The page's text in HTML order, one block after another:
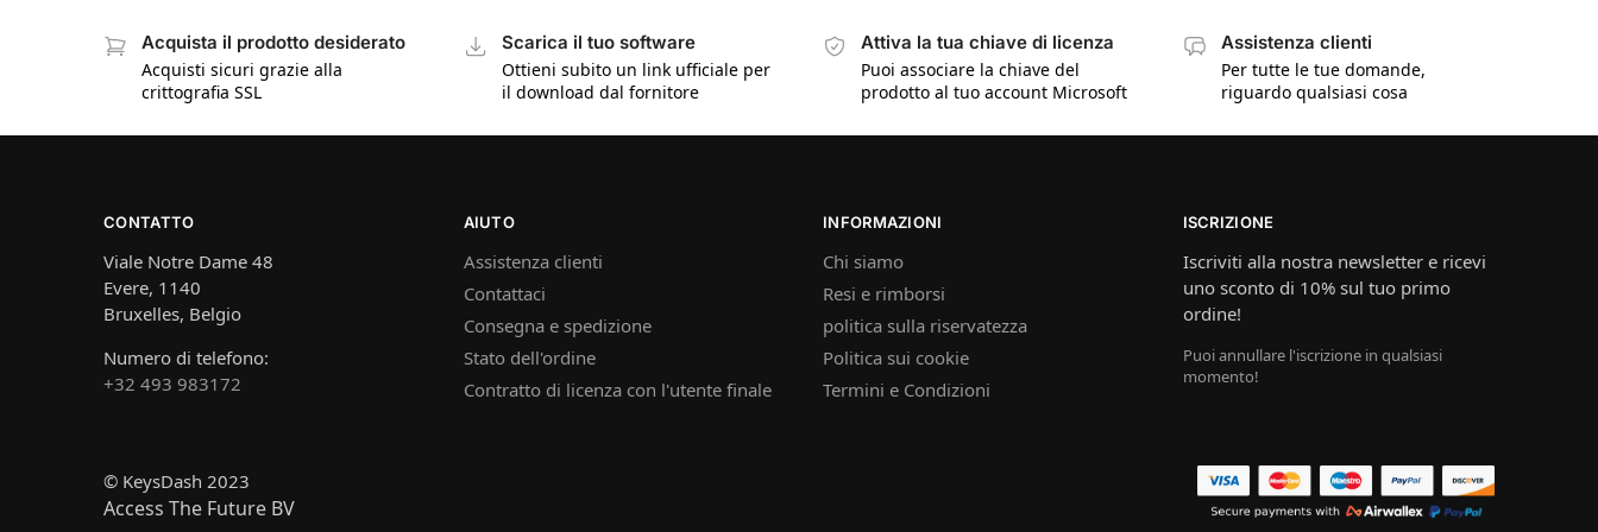
Acquista il prodotto desiderato
Acquisti sicuri grazie alla
crittografia SSL
Scarica il tuo software
Ottieni subito un link ufficiale per
il download dal fornitore
Attiva la tua chiave di licenza
Puoi associare la chiave del
prodotto al tuo account Microsoft
Assistenza clienti
Per tutte le tue domande,
riguardo qualsiasi cosa
CONTATTO
Viale Notre Dame 48
Evere, 1140
Bruxelles, Belgio
Numero di telefono:
+32 493 983172
AIUTO
Assistenza clienti
Contattaci
Consegna e spedizione
Stato dell'ordine
Contratto di licenza con l'utente finale
INFORMAZIONI
Chi siamo
Resi e rimborsi
politica sulla riservatezza
Politica sui cookie
Termini e Condizioni
ISCRIZIONE
Iscriviti alla nostra newsletter e ricevi
uno sconto di 10% sul tuo primo
ordine!
Puoi annullare l'iscrizione in qualsiasi
momento!
© KeysDash 2023
Access The Future BV